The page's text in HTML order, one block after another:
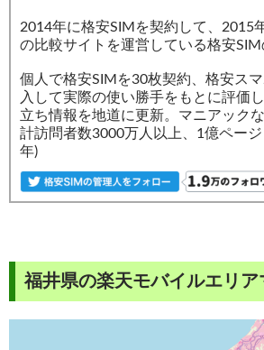
2014年に格安SIMを契約して、2015
の比較サイトを運営している格安SIM
個人で格安SIMを30枚契約、格安ス
入して実際の使い勝手をもとに評価
立ち情報を地道に更新。マニアック
計訪問者数3000万人以上、1億ペー
年)
福井県の楽天モバイルエリア